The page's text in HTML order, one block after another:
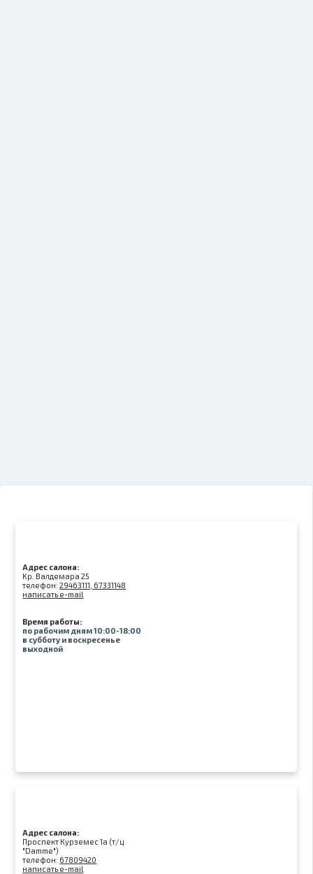
Адрес салона:
Kр. Валдемара 25
телефон:29463111, 67331148
написать e-mail
Время работы:
по рабочим дням 10:00-18:00
в субботу и воскресенье
выходной
Адрес салона:
Проспект Курземес 1а (т/ц
"Damme")
телефон: 67809420
написать e-mail